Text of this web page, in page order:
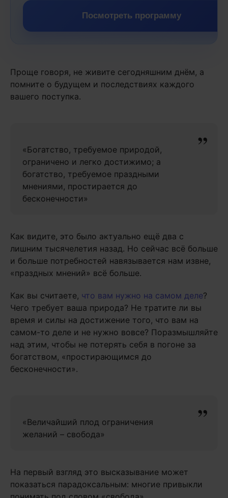
Посмотреть программу
Проще говоря, не живите сегодняшним днём, а
помните о будущем и последствиях каждого
вашего поступка.
«Богатство, требуемое природой,
ограничено и легко достижимо; а
богатство, требуемое праздными
мнениями, простирается до
бесконечности»
Как видите, это было актуально ещё два с
лишним тысячелетия назад. Но сейчас всё больше
и больше потребностей навязывается нам извне,
«праздных мнений» всё больше.
Как вы считаете, что вам нужно на самом деле?
Чего требует ваша природа? Не тратите ли вы
время и силы на достижение того, что вам на
самом-то деле и не нужно вовсе? Поразмышляйте
над этим, чтобы не потерять себя в погоне за
богатством, «простирающимся до
бесконечности».
«Величайший плод ограничения
желаний – свобода»
На первый взгляд это высказывание может
показаться парадоксальным: многие привыкли